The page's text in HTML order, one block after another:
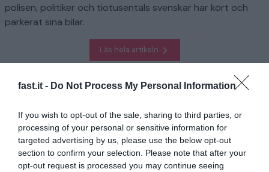
fast.it - Do Not Process My Personal Information
If you wish to opt-out of the sale, sharing to third parties, or
processing of your personal or sensitive information for
targeted advertising by us, please use the below opt-out
section to confirm your selection. Please note that after your
opt-out request is processed you may continue seeing
polisen, politiker och tiotusentals svenskar har kört och
parkerat sina bilar.
Läs hela artikeln
Homepage
Finansiera
Relaterad
2025 blir bästa löneåret på länge